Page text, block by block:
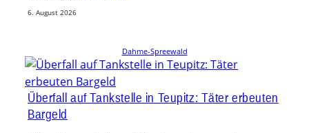
6. August 2026
Dahme-Spreewald
Überfall auf Tankstelle in Teupitz: Täter erbeuten
Bargeld